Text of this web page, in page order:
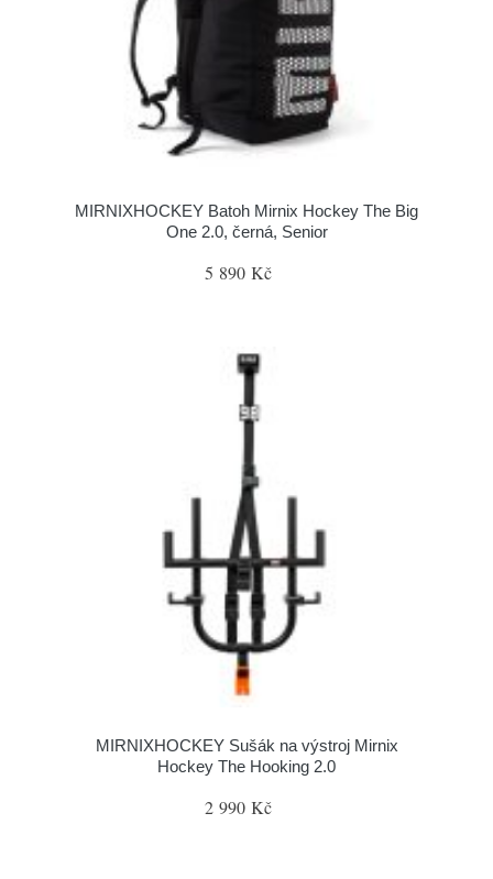
MIRNIXHOCKEY Batoh Mirnix Hockey The Big
One 2.0, černá, Senior
5 890 Kč
MIRNIXHOCKEY Sušák na výstroj Mirnix
Hockey The Hooking 2.0
2 990 Kč